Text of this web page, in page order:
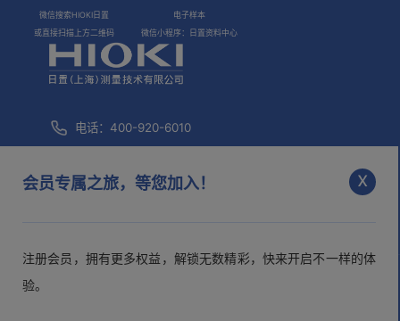
会员专属之旅，等您加入！ x
注册会员，拥有更多权益，解锁无数精彩，快来开启不一样的体
验。
微信搜索HIOKI日置
或直接扫描上方二维码
电子样本
微信小程序：日置资料中心
电话：400-920-6010
市场部邮箱：mkt@hioki.com.cn
日置(上海)测量技术有限公司